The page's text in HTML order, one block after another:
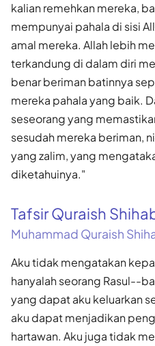
kalian remehkan mereka,
mempunyai pahala di sisi
amal mereka. Allah lebih
terkandung di dalam diri
benar beriman batinnya
mereka pahala yang baik.
seseorang yang
sesudah mereka beriman,
yang zalim, yang
diketahuinya."
Tafsir Quraish
Muhammad Quraish
Aku tidak mengatakan
hanyalah seorang Rasul--
yang dapat aku keluarkan
aku dapat menjadikan
hartawan. Aku juga tidak